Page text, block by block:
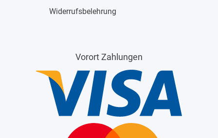
Widerrufsbelehrung
Vorort Zahlungen